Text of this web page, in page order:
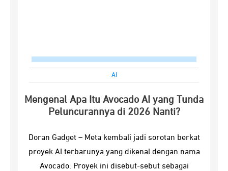
AI
Mengenal Apa Itu Avocado AI yang Tunda
Peluncurannya di 2026 Nanti?
Doran Gadget – Meta kembali jadi sorotan berkat
proyek AI terbarunya yang dikenal dengan nama
Avocado. Proyek ini disebut-sebut sebagai